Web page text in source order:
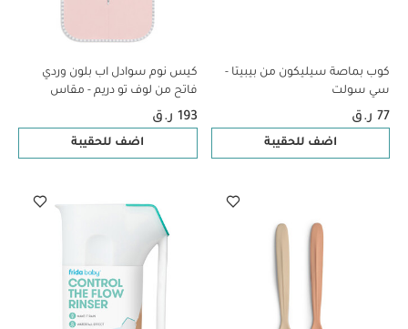
كوب بماصة سيليكون من بيبيتا -
سي سولت
77 ر.ق
اضف للحقيبة
كيس نوم سوادل اب بلون وردي
فاتح من لوف تو دريم - مقاس
حديثي الولادة
193 ر.ق
اضف للحقيبة